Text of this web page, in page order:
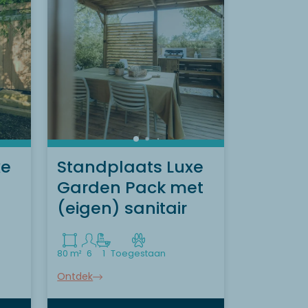
ontdekken Gestabiliseerd
veld ?
Ontdek
Standplaats Luxe
Garden Pack met
(eigen) sanitair
80 m² 6 1 Toegestaan
Ontdek